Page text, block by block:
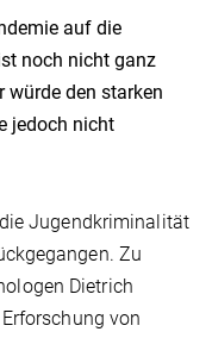
auf die
noch nicht ganz
würde den starken
jedoch nicht
Jugendkriminalität
Zu
Dietrich
von